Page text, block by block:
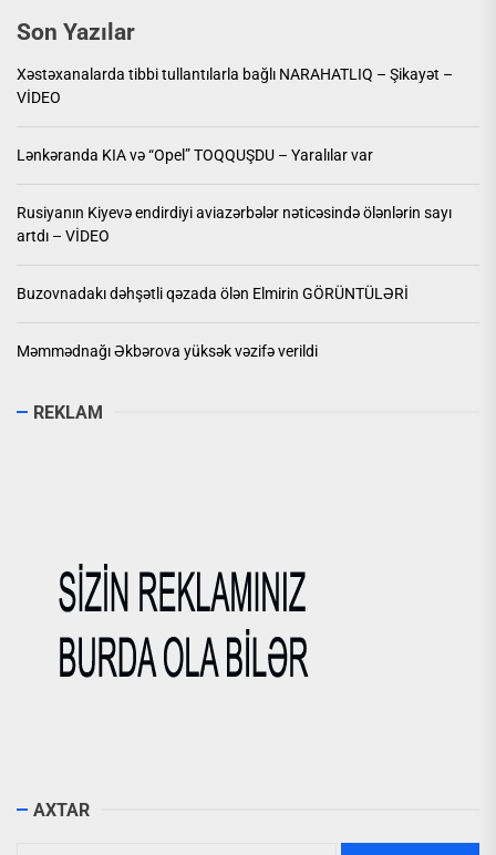
Son Yazılar
Xəstəxanalarda tibbi tullantılarla bağlı NARAHATLIQ – Şikayət –
VİDEO
Lənkəranda KIA və “Opel” TOQQUŞDU – Yaralılar var
Rusiyanın Kiyevə endirdiyi aviazərbələr nəticəsində ölənlərin sayı
artdı – VİDEO
Buzovnadakı dəhşətli qəzada ölən Elmirin GÖRÜNTÜLƏRİ
Məmmədnağı Əkbərova yüksək vəzifə verildi
REKLAM
AXTAR